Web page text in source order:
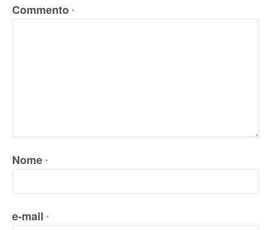
Commento *
Nome *
e-mail *